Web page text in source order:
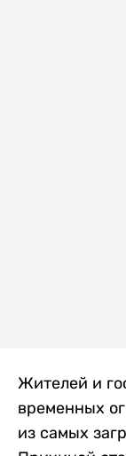
Жителей и
временных
из самых